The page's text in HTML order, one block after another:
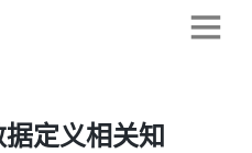
定义相关知